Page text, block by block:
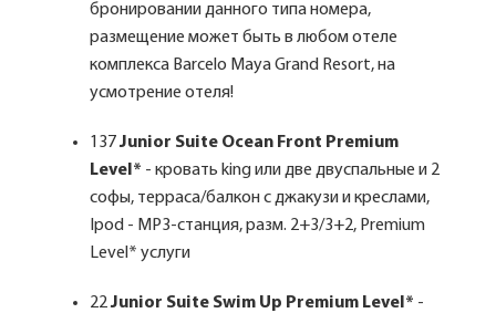
бронировании данного типа номера,
размещение может быть в любом отеле
комплекса Barcelo Maya Grand Resort, на
усмотрение отеля!
137Junior Suite Ocean Front Premium
Level* - кровать king или две двуспальные и 2
софы, терраса/балкон с джакузи и креслами,
Ipod - MP3-станция, разм. 2+3/3+2, Premium
Level* услуги
22Junior Suite Swim Up Premium Level* -